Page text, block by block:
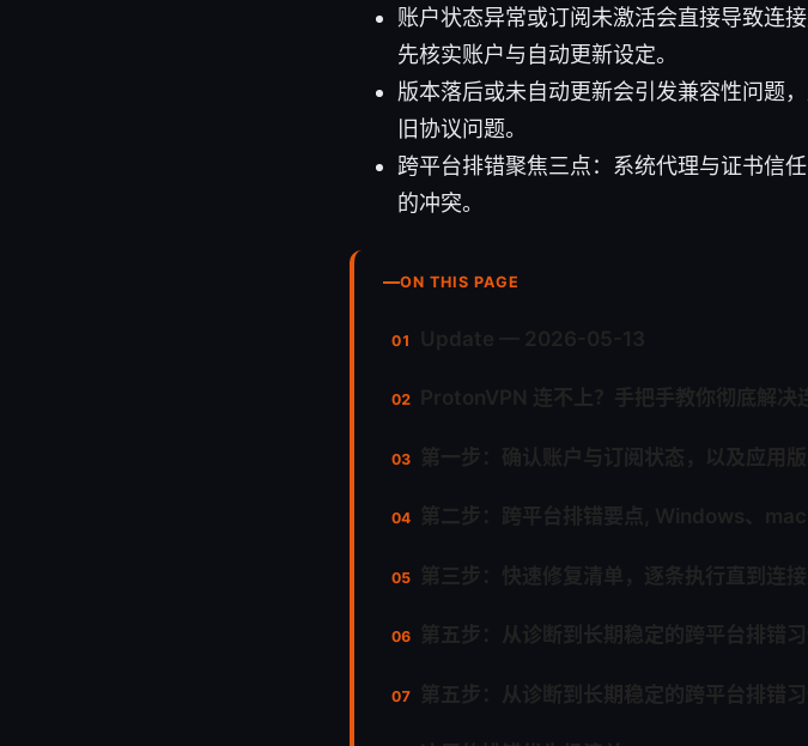
账户状态异常或订阅未激活会直接导致连
先核实账户与自动更新设定。
版本落后或未自动更新会引发兼容性问题
旧协议问题。
跨平台排错聚焦三点：系统代理与证书信
的冲突。
ON THIS PAGE